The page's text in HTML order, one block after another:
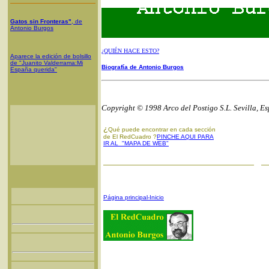
Gatos sin Fronteras" , de
Antonio Burgos
Aparece la edición de bolsillo
de "Juanito Valderrama:Mi
España querida"
¿QUIÉN HACE ESTO?
Biografía de Antonio Burgos
Copyright © 1998 Arco del Postigo S.L. Sevilla,
¿ Qué puede encontrar en cada sección
de El RedCuadro ?PINCHE AQUI PARA
IR AL "MAPA DE WEB"
Página principal-Inicio